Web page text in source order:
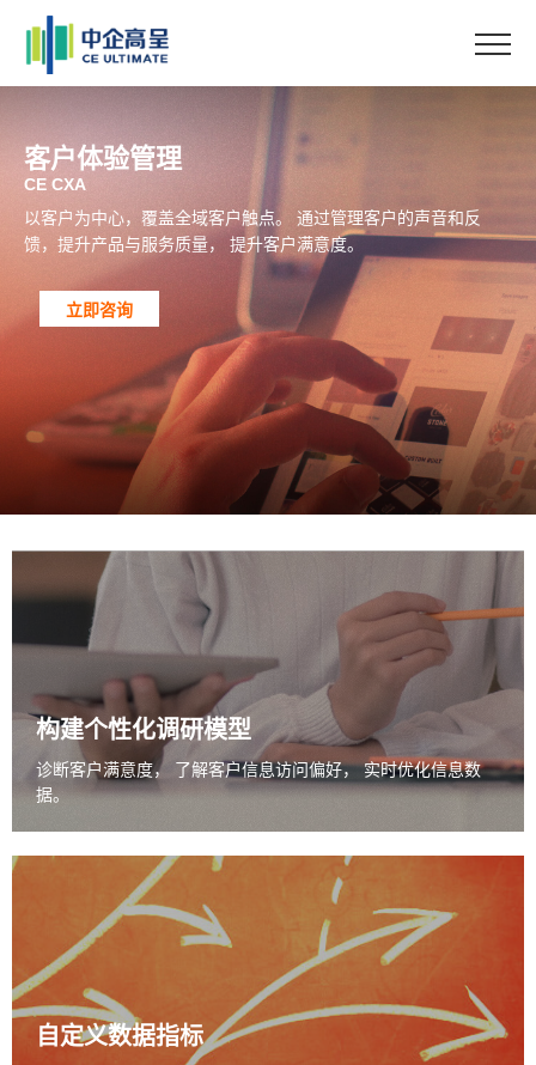
客户体验管理
CE CXA
以客户为中心，覆盖全域客户触点。
通过管理客户的声音和反
馈，提升产品与服务质量，
提升客户满意度。
立即咨询
构建个性化调研模型
诊断客户满意度， 了解客户信息访问偏好，实时优化信息数
据。
自定义数据指标